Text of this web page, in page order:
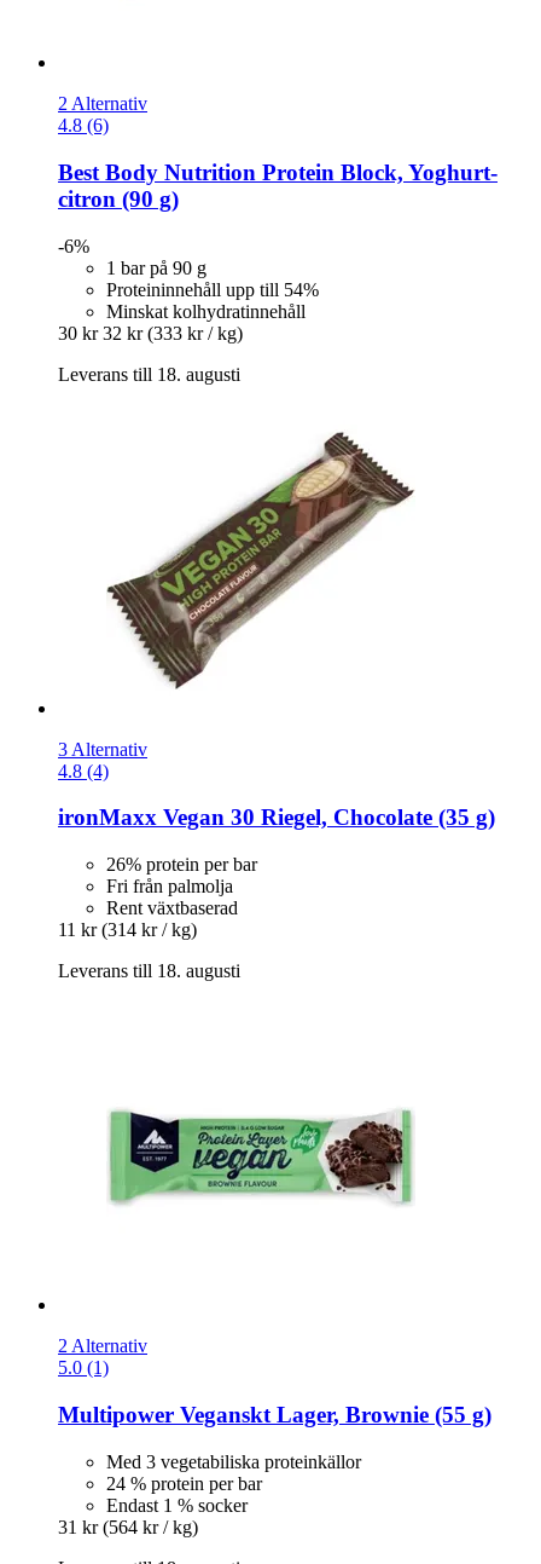
2 Alternativ
4.8 (6)
Best Body Nutrition Protein Block, Yoghurt-​
citron (90 g)
-6%
1 bar på 90 g
Proteininnehåll upp till 54%
Minskat kolhydratinnehåll
30 kr 32 kr (333 kr / kg)
Leverans till 18. augusti
3 Alternativ
4.8 (4)
ironMaxx Vegan 30 Riegel, Chocolate (35 g)
26% protein per bar
Fri från palmolja
Rent växtbaserad
11 kr (314 kr / kg)
Leverans till 18. augusti
2 Alternativ
5.0 (1)
Multipower Veganskt Lager, Brownie (55 g)
Med 3 vegetabiliska proteinkällor
24 % protein per bar
Endast 1 % socker
31 kr (564 kr / kg)